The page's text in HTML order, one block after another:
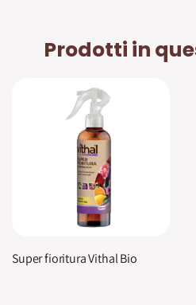
Prodotti in
Super fioritura Vithal Bio